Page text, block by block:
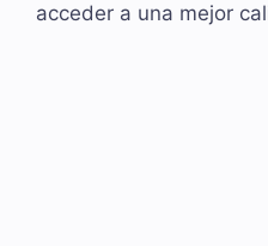
acceder a una mejor